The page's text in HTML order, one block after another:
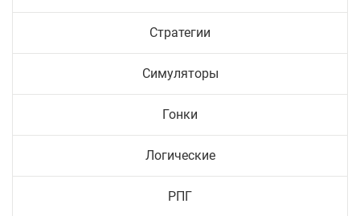
Стратегии
Симуляторы
Гонки
Логические
РПГ